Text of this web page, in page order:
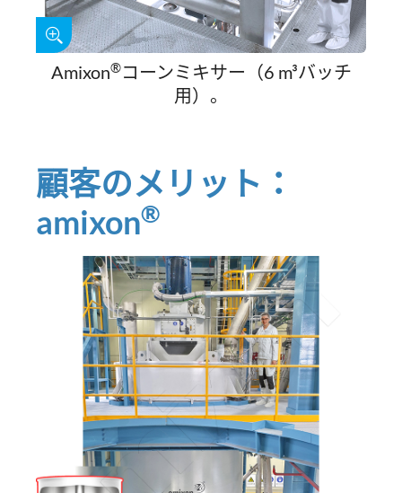
Amixon®コーンミキサー（6 m³バッチ
用）。
顧客のメリット：
amixon®